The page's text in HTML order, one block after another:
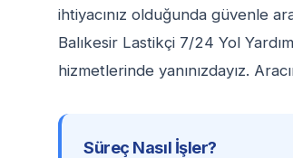
ihtiyacınız olduğunda güvenle
Balıkesir Lastikçi 7/24 Yol
hizmetlerinde yanınızdayız.
Süreç Nasıl İşler?